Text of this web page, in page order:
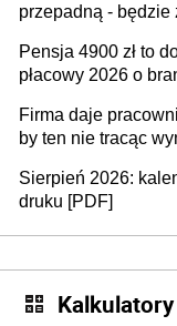
przepadną -
ubezpieczeniom
Pensja 4900 zł to
płacowy 2026 o
Firma daje
by ten nie tracąc
sprawdza
Sierpień 2026:
druku [PDF]
Kalkulatory